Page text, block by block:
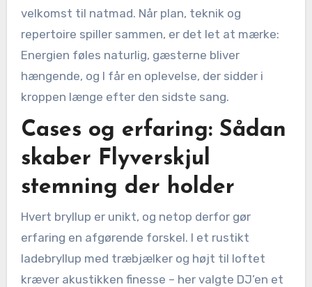
velkomst til natmad. Når plan, teknik og
repertoire spiller sammen, er det let at mærke:
Energien føles naturlig, gæsterne bliver
hængende, og I får en oplevelse, der sidder i
kroppen længe efter den sidste sang.
Cases og erfaring: Sådan
skaber Flyverskjul
stemning der holder
Hvert bryllup er unikt, og netop derfor gør
erfaring en afgørende forskel. I et rustikt
ladebryllup med træbjælker og højt til loftet
kræver akustikken finesse – her valgte DJ’en et